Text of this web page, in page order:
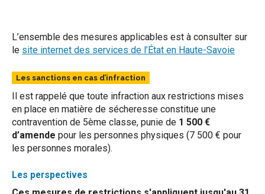
L’ensemble des mesures applicables est à consulter sur
le site internet des services de l’État en Haute-Savoie
Les sanctions en cas d’infraction
Il est rappelé que toute infraction aux restrictions mises
en place en matière de sécheresse constitue une
contravention de 5ème classe, punie de 1 500 €
d’amende pour les personnes physiques (7 500 € pour
les personnes morales).
Les perspectives